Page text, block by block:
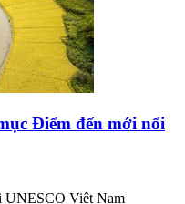
Điểm đến mới nổi
UNESCO Việt Nam